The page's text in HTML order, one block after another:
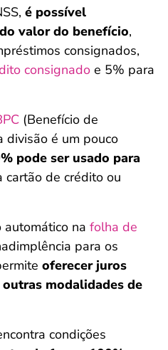
é possível
valor do benefício,
consignados,
consignado e 5% para
(Benefício de
divisão é um pouco
pode ser usado para
cartão de crédito ou
automático na folha de
para os
oferecer juros
modalidades de
condições